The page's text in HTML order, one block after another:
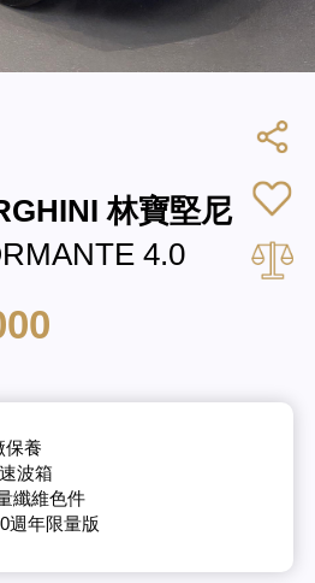
林寶堅尼
4.0
保養
波箱
纖維色件
週年限量版